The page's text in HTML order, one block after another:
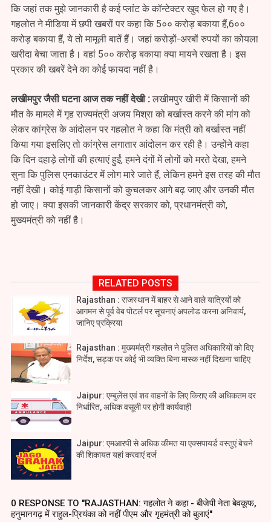
कि जहां तक मुझे जानकारी है कई प्लांट के कॉन्टेक्टर खुद फेल हो गए है।
गहलोत ने मीडिया में छपी खबरों पर कहा कि 5०० करोड़ बकाया हैं,6००
करोड़ बकाया हैं, ये तो मामूली बातें हैं। जहां करोड़ों-अरबों रुपयों का कोयला
खरीदा बेचा जाता है। वहां 5०० करोड़ बकाया क्या मायने रखता है। इस
प्रकार की खबरें देने का कोई फायदा नहीं है।
लखीमपुर जैसी घटना आज तक नहीं देखी :लखीमपुर खीरी में किसानों की
मौत के मामले में गृह राज्यमंत्री अजय मिश्रा को बर्खास्त करने की मांग को
लेकर कांग्रेस के आंदोलन पर गहलोत ने कहा कि मंत्री को बर्खास्त नहीं
किया गया इसलिए तो कांग्रेस लगातार आंदोलन कर रही है। उन्होंने कहा
कि दिन दहाड़े लोगों की हत्याएं हुईं, हमने दंगों में लोगों को मरते देखा, हमने
सुना कि पुलिस एनकाउंटर में लोग मारे जाते हैं, लेकिन हमने इस तरह की मौत
नहीं देखी। कोई गाड़ी किसानों को कुचलकर आगे बढ़ जाए और उनकी मौत
हो जाए। क्या इसकी जानकारी केंद्र सरकार को, प्रधानमंत्री को,
मुख्यमंत्री को नहीं है।
RELATED POSTS
Rajasthan : राजस्थान में बाहर से आने वाले यात्रियों को
आगमन से पूर्व वेब पोटर्ल पर सूचनाएं अपलोड करना अनिवार्य,
जानिए प्रक्रिया
Rajasthan : मुख्यमंत्री गहलोत ने पुलिस अधिकारियों को दिए
निर्देश, सड़क पर कोई भी व्यक्ति बिना मास्क नहीं दिखना चाहिए
Jaipur: एम्बुलेंस एवं शव वाहनों के लिए किराए की अधिकतम दर
निर्धारित, अधिक वसूली पर होगी कार्यवाही
Jaipur: एमआरपी से अधिक कीमत या एक्सपायर्ड वस्तुएं बेचने
की शिकायत यहां करवाएं दर्ज
0 RESPONSE TO "RAJASTHAN: गहलोत ने कहा - बीजेपी नेता बेवकूफ,
हनुमानगढ़ में राहुल-प्रियंका को नहीं पीएम और गृहमंत्री को बुलाएं"